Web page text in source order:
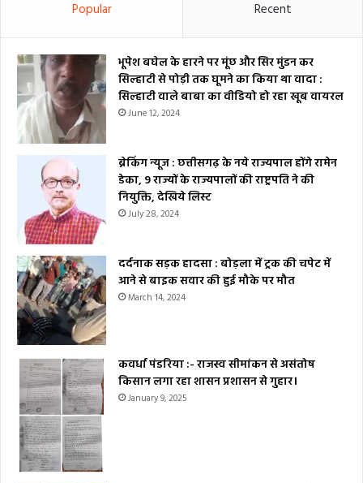
Popular Recent
भूपेश बघेल के हारने पर मूंछ और सिर मुंडन कर
सिल्हाटी से पोड़ी तक घूमने का किया था वादा :
सिल्हाटी वाले बाबा का वीडियो हो रहा खूब वायरल
June 12, 2024
ब्रेकिंग न्यूज : छत्तीसगढ़ के नये राज्यपाल होंगे रामेन
डेका, 9 राज्यों के राज्यपालों की राष्ट्रपति ने की
नियुक्ति, देखिये लिस्ट
July 28, 2024
दर्दनाक सड़क हादसा : बोड़ला में ट्रक की चपेट में
आने से बाइक सवार की हुई मौके पर मौत
March 14, 2024
कवर्धा पंडरिया :- राजस्व सीमांकन से असंतोष
किसान लगा रहा शासन प्रशासन से गुहार।
January 9, 2025